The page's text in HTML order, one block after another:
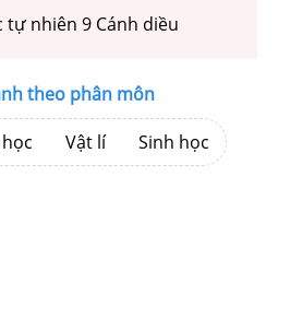
tự nhiên 9 Cánh diều
theo phân môn
Vật lí Sinh học